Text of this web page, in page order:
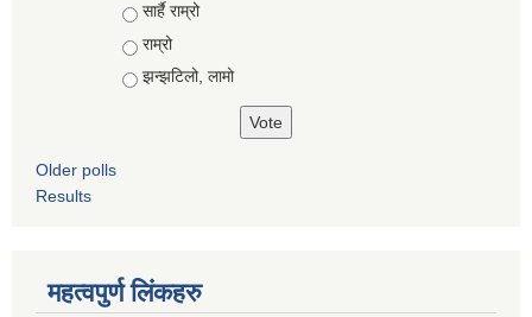
Choices
सार्है राम्रो
राम्रो
झन्झटिलो, लामो
Older polls
Results
महत्वपुर्ण लिंकहरु